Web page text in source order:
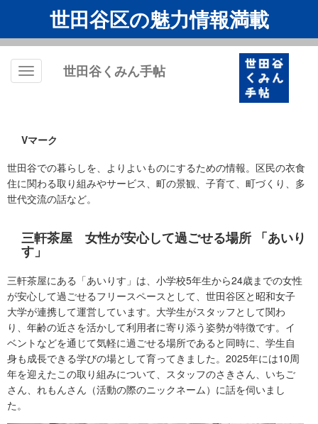
世田谷区の魅力情報満載
Toggle
世田谷くみん手帖
Vマーク
世田谷での暮らしを、よりよいものにするための情報。区民の衣食
住に関わる取り組みやサービス、町の景観、子育て、町づくり、多
世代交流の話など。
三軒茶屋 女性が安心して過ごせる場所 「あいり
す」
三軒茶屋にある「あいりす」は、小学校5年生から24歳までの女性
が安心して過ごせるフリースペースとして、世田谷区と昭和女子
大学が連携して運営しています。大学生がスタッフとして関わ
り、年齢の近さを活かして利用者に寄り添う姿勢が特徴です。イ
ベントなどを通じて気軽に過ごせる場所であると同時に、学生自
身も成長できる学びの場として育ってきました。2025年には10周
年を迎えたこの取り組みについて、スタッフのさきさん、いちご
さん、れもんさん（活動の際のニックネーム）に話を伺いまし
た。